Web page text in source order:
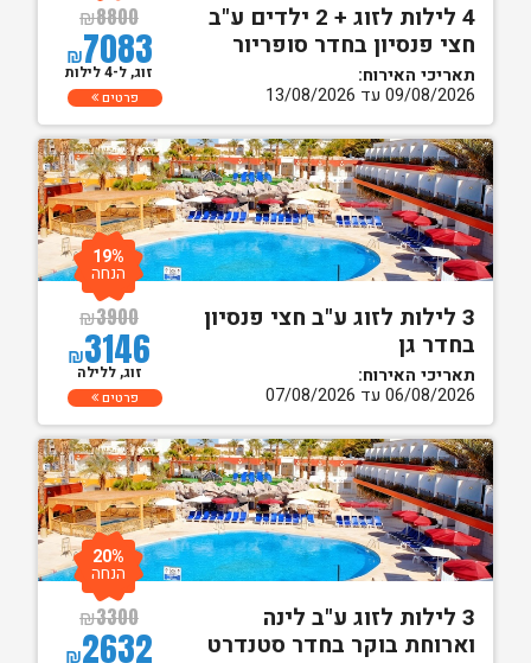
4 לילות לזוג + 2 ילדים ע"ב
חצי פנסיון בחדר סופריור
תאריכי האירוח:
09/08/2026 עד 13/08/2026
₪8800
₪7083
זוג, ל-4 לילות
פרטים
3 לילות לזוג ע"ב חצי פנסיון
בחדר גן
תאריכי האירוח:
06/08/2026 עד 07/08/2026
₪3900
₪3146
19%
הנחה
זוג, ללילה
פרטים
3 לילות לזוג ע"ב לינה
וארוחת בוקר בחדר סטנדרט
₪3300
₪2632
20%
הנחה